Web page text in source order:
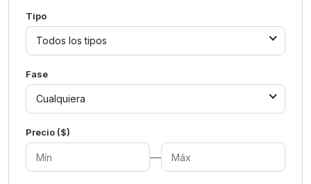
Tipo
Todos los tipos
Fase
Cualquiera
Precio ($)
—